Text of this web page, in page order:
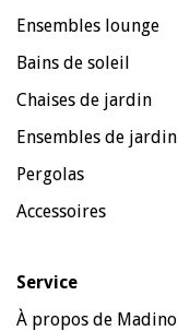
Ensembles lounge
Bains de soleil
Chaises de jardin
Ensembles de jardin
Pergolas
Accessoires
Service
À propos de Madino